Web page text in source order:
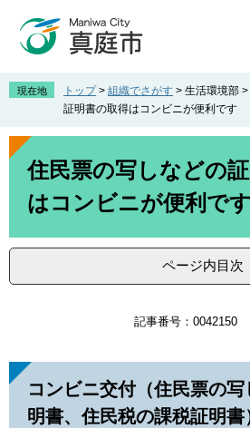
先
。
を
て
現在地 トップ > 組織でさがす > 生活環境部 >
証明書の取得はコンビニが便利です
本
住民票の写しなどの
はコンビニが便利です
ページ内目次
記事番号：0042150
コンビニ交付（住民票の
明書、住民税の課税証明書​